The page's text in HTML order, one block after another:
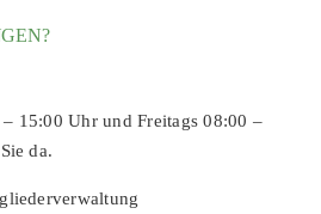
15:00 Uhr und Freitags 08:00 –
da.